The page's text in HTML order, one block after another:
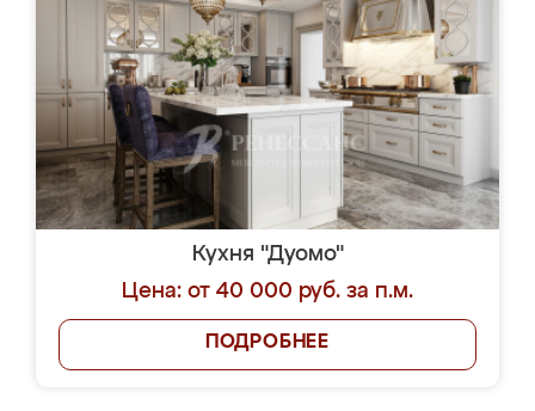
Кухня "Дуомо"
Цена: от 40 000 руб. за п.м.
ПОДРОБНЕЕ